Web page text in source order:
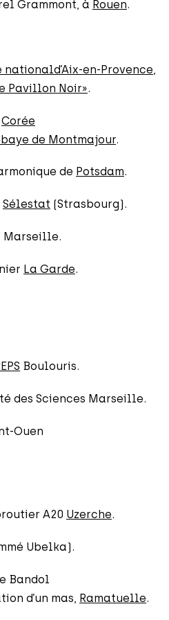
Grammont, à Rouen.
nationald’Aix-en-Provence
Pavillon Noir».
Corée
de Montmajour.
de Potsdam.
Sélestat (Strasbourg).
Marseille.
La Garde.
Boulouris.
des Sciences Marseille.
Ouen
A20 Uzerche.
Ubelka).
Bandol
d’un mas, Ramatuelle.